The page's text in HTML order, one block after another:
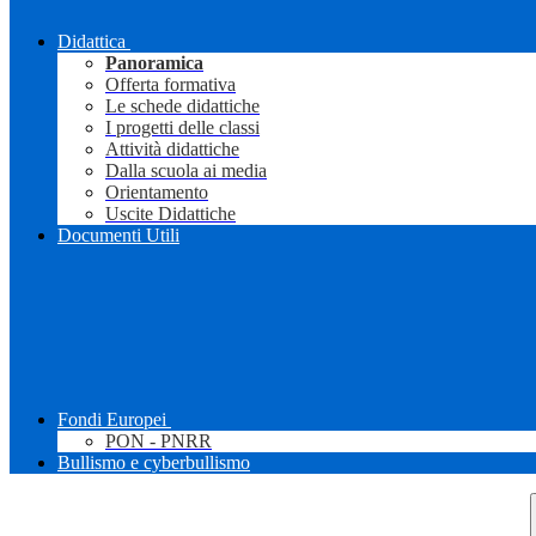
Didattica
Panoramica
Offerta formativa
Le schede didattiche
I progetti delle classi
Attività didattiche
Dalla scuola ai media
Orientamento
Uscite Didattiche
Documenti Utili
Fondi Europei
PON - PNRR
Bullismo e cyberbullismo